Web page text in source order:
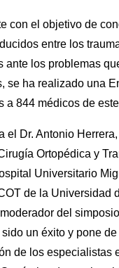
con el objetivo de
entre los
ante los problemas
se ha realizado una
a 844 médicos de
el Dr. Antonio
Ortopédica y
Universitario
de la Universidad
del
un éxito y pone
de los especialistas